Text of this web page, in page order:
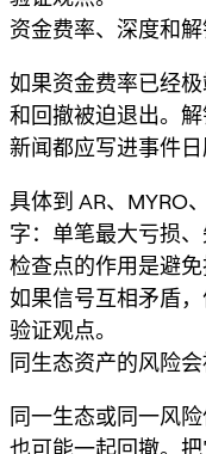
资金费率、深度和
如果资金费率已经
和回撤被迫退出。
新闻都应写进事件日
具体到 AR、MYRO
字：单笔最大亏损
检查点的作用是避
如果信号互相矛盾
验证观点。
同生态资产的风险
同一生态或同一风
也可能一起回撤。